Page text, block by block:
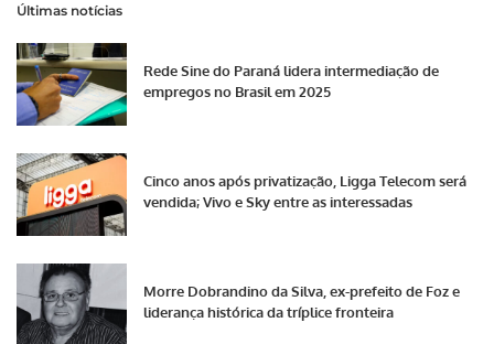
Últimas notícias
Rede Sine do Paraná lidera intermediação de
empregos no Brasil em 2025
Cinco anos após privatização, Ligga Telecom será
vendida; Vivo e Sky entre as interessadas
Morre Dobrandino da Silva, ex-prefeito de Foz e
liderança histórica da tríplice fronteira